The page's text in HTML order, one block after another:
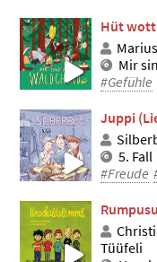
Hüt
Mir
#Gefühle
Juppi
5. Fall
#Freude
Tüüfeli